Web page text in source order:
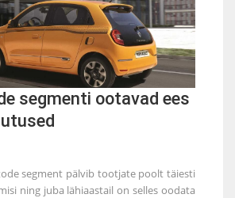
segmenti ootavad ees
segment pälvib tootjate poolt täiesti
ning juba lähiaastail on selles oodata